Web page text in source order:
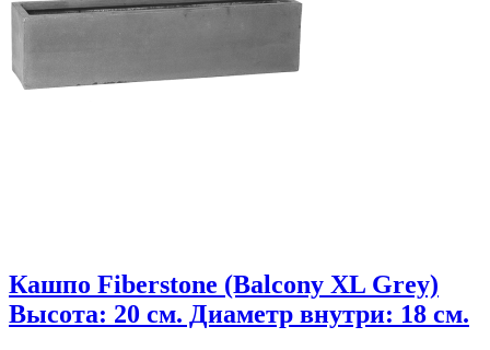
Кашпо Fiberstone (Balcony XL Grey)
Высота: 20 см. Диаметр внутри: 18 см.